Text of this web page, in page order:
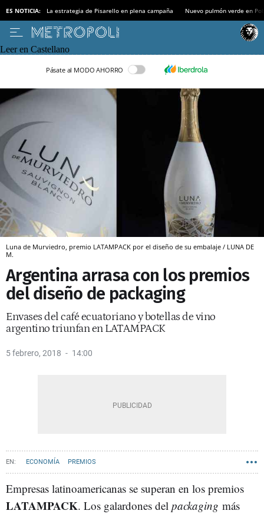
ES NOTICIA: La estrategia de Pisarello en plena campaña Nuevo pulmón verde en
Leer en Castellano
Pásate al MODO AHORRO
Luna de Murviedro, premio LATAMPACK por el diseño de su embalaje / LUNA DE
M.
Argentina arrasa con los premios
del diseño de packaging
Envases del café ecuatoriano y botellas de vino
argentino triunfan en LATAMPACK
5 febrero, 2018 14:00
ECONOMÍA PREMIOS
Empresas latinoamericanas se superan en los premios
LATAMPACK. Los galardones del packaging más